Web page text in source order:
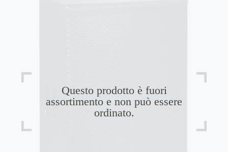
Questo prodotto è fuori
assortimento e non può essere
ordinato.